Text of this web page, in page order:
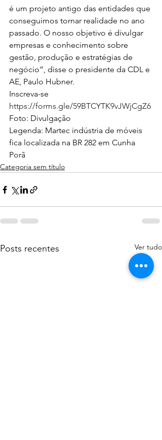
é um projeto antigo das entidades que
conseguimos tornar realidade no ano
passado. O nosso objetivo é divulgar
empresas e conhecimento sobre
gestão, produção e estratégias de
negócio”, disse o presidente da CDL e
AE, Paulo Hubner.
Inscreva-se
https://forms.gle/59BTCYTK9vJWjCgZ6
Foto: Divulgação
Legenda: Martec indústria de móveis
fica localizada na BR 282 em Cunha
Porã
Categoria sem título
Posts recentes Ver tudo